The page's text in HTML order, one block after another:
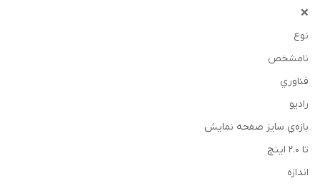
❌
نوع
نامشخص
فناوري
رادیو
بازه‌ي سايز صفحه نمايش
تا ۲.۰ اینچ
اندازه